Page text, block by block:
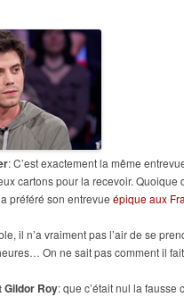
: C’est exactement la même
cartons pour la recevoir.
préféré son entrevue épique aux
il n’a vraiment pas l’air de se
On ne sait pas comment il
Gildor Roy: que c’était nul la fausse